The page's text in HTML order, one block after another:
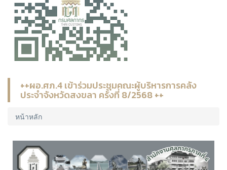
++ผอ.ศภ.4 เข้าร่วมประชุมคณะผู้บริหารการคลัง
ประจำจังหวัดสงขลา ครั้งที่ 8/2568 ++
หน้าหลัก